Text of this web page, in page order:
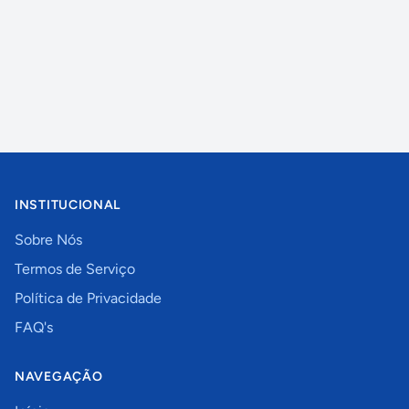
INSTITUCIONAL
Sobre Nós
Termos de Serviço
Política de Privacidade
FAQ's
NAVEGAÇÃO